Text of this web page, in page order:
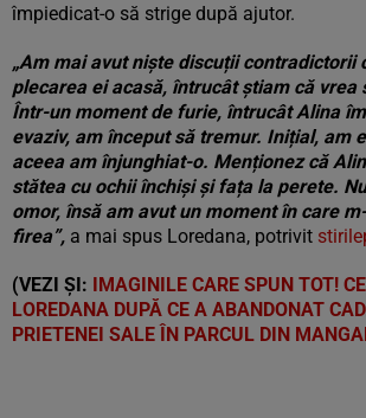
împiedicat-o să strige după ajutor.
„Am mai avut niște discuții contradictorii
plecarea ei acasă, întrucât știam că vrea
Într-un moment de furie, întrucât Alina
evaziv, am început să tremur. Inițial, am
aceea am înjunghiat-o. Menționez că
stătea cu ochii închiși și fața la perete.
omor, însă am avut un moment în care
firea”, a mai spus Loredana, potrivit
(VEZI ȘI: IMAGINILE CARE SPUN TOT!
LOREDANA DUPĂ CE A ABANDONAT
PRIETENEI SALE ÎN PARCUL DIN